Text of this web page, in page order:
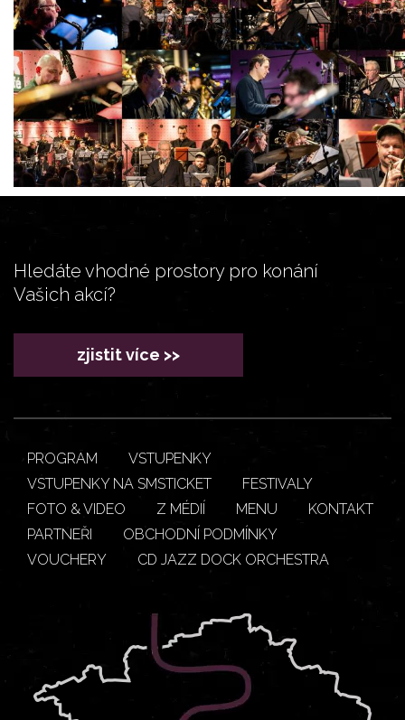
Hledáte vhodné prostory pro konání
Vašich akcí?
zjistit více >>
PROGRAM
VSTUPENKY
VSTUPENKY NA SMSTICKET
FESTIVALY
FOTO & VIDEO
Z MÉDIÍ MENU
KONTAKT
PARTNEŘI
OBCHODNÍ PODMÍNKY
VOUCHERY
CD JAZZ DOCK ORCHESTRA